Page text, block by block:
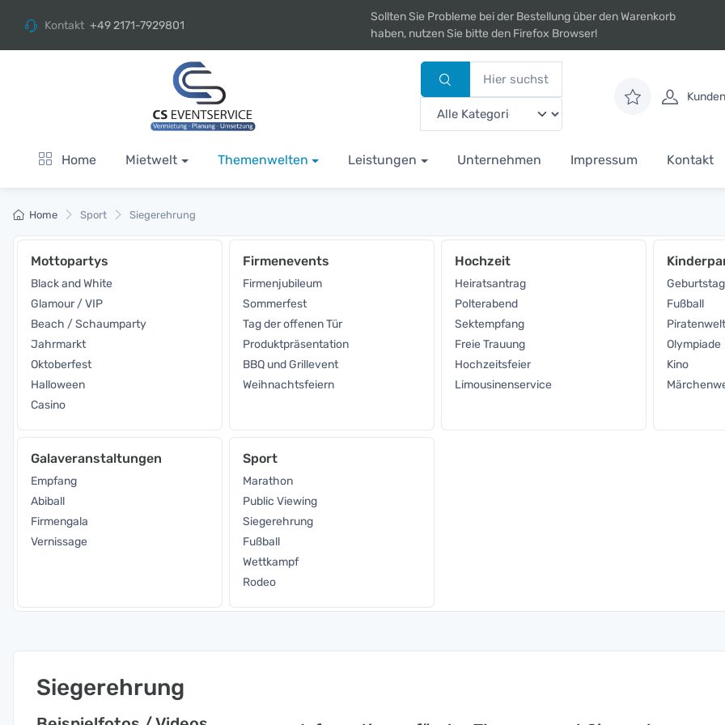
Kontakt +49 2171-7929801
Sollten Sie Probleme bei der Bestellung über den Warenkorb
haben, nutzen Sie bitte den Firefox Browser!
Home Mietwelt Themenwelten Leistungen Unternehmen Impressum Kontakt
Home Sport Siegerehrung
Mottopartys
Black and White
Glamour / VIP
Beach / Schaumparty
Jahrmarkt
Oktoberfest
Halloween
Casino
Firmenevents
Firmenjubileum
Sommerfest
Tag der offenen Tür
Produktpräsentation
BBQ und Grillevent
Weihnachtsfeiern
Hochzeit
Heiratsantrag
Polterabend
Sektempfang
Freie Trauung
Hochzeitsfeier
Limousinenservice
Geburtstag
Fußball
Piratenwelt
Olympiade
Kino
Galaveranstaltungen
Empfang
Abiball
Firmengala
Vernissage
Sport
Marathon
Public Viewing
Siegerehrung
Fußball
Wettkampf
Rodeo
Siegerehrung